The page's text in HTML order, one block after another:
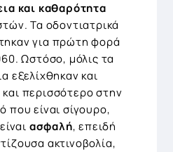
και καθαρότητα
Τα οδοντιατρικά
για πρώτη φορά
Ωστόσο, μόλις τα
εξελίχθηκαν και
περισσότερο στην
που είναι σίγουρο,
ασφαλή, επειδή
ακτινοβολία,